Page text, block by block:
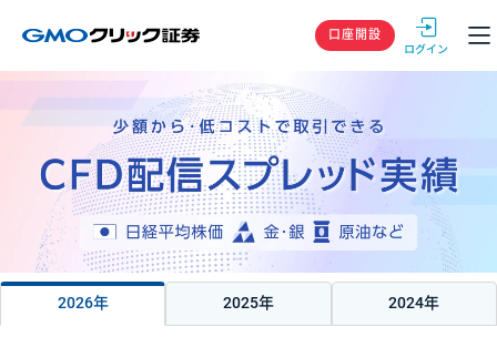
GMOクリック
口座開設
2026年 2025年 2024年